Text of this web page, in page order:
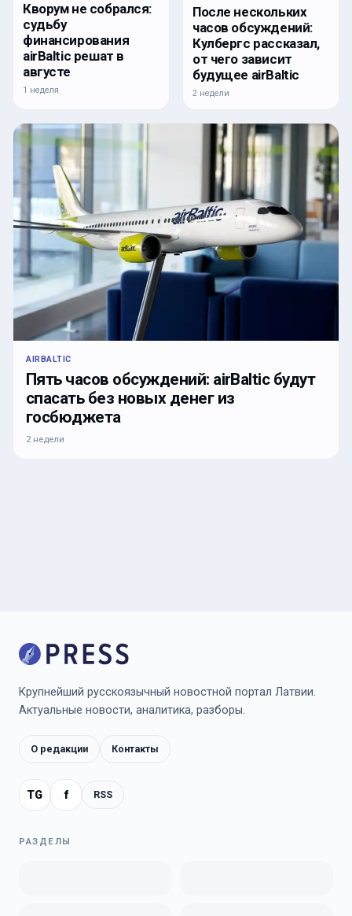
Кворум не собрался:
судьбу
финансирования
airBaltic решат в
августе
1 неделя
После нескольких
часов обсуждений:
Кулбергс рассказал,
от чего зависит
будущее airBaltic
2 недели
AIRBALTIC
Пять часов обсуждений: airBaltic будут
спасать без новых денег из
госбюджета
2 недели
Крупнейший русскоязычный новостной портал Латвии.
Актуальные новости, аналитика, разборы.
О редакции Контакты
TG f RSS
РАЗДЕЛЫ